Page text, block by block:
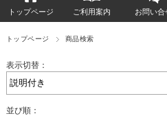
トップページ ご利用案内 お問い合
トップページ 商品検索
表示切替：
並び順：